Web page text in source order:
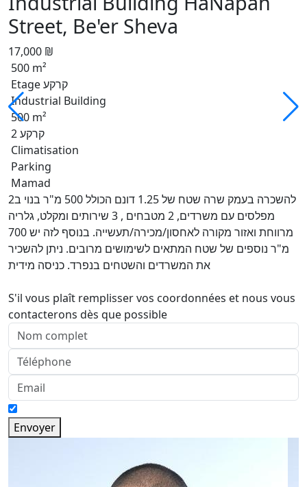
Street, Be'er Sheva
17,000 ₪
500 m²
Etage קרקע
Industrial Building
500 m²
קרקע 2
Climatisation
Parking
Mamad
להשכרה בעמק שרה שטח של 1.25 דונם הכולל 500 מ"ר בנוי ב2
מפלסים עם משרדים, 2 מטבחים , 3 שירותים ומקלט, גלריה
מרווחת ואזור מקורה לאחסון/מכירה/תעשייה. בנוסף לזה יש 700
מ"ר נוספים של שטח המתאים לשימושים מרובים. ניתן להשכיר
את המשרדים והשטחים בנפרד. כניסה מידית
S'il vous plaît remplisser vos coordonnées et nous vous
contacterons dès que possible
Envoyer